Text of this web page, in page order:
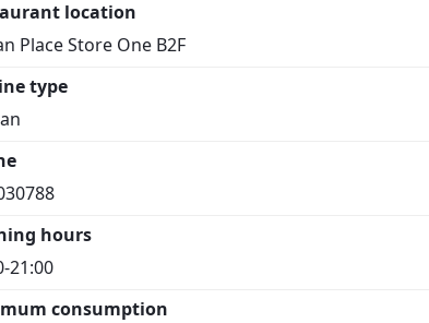
location
Place Store One B2F
type
hours
21:00
consumption